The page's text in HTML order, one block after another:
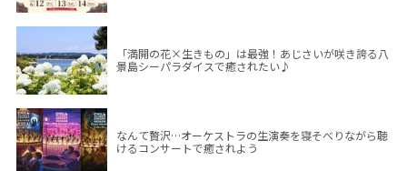
「満開の花×生きもの」は最強！あじさいが咲き誇る八
景島シーパラダイスで癒されたい♪
なんて贅沢…オーケストラの生演奏を寝そべりながら聴
けるコンサートで癒されよう